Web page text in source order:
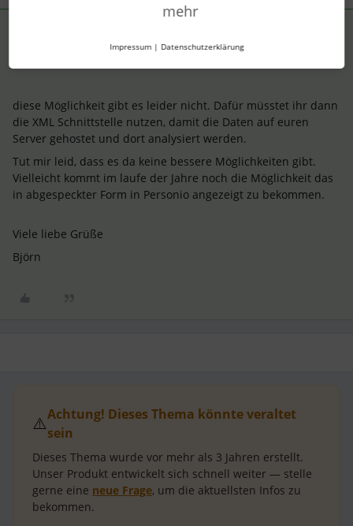
diese Möglichkeit gibt es leider nicht. Dafür müsstet ihr dann
die XML Schnittstelle nutzen, damit die Daten auf euren
Server gehostet und dort analysiert werden.
Tut mir leid, dass es da keine bessere Möglichkeiten gibt.
Vielleicht kommt im laufe der Jahre noch die Möglichkeit das
in abgespeckter Form in Personio angezeigt zu bekommen.
Viele liebe Grüße
Björn
⚠️Achtung! Dieses Thema könnte veraltet
sein
Dieses Thema wurde vor mehr als 3 Jahren erstellt.
Unser Produkt entwickelt sich schnell weiter — stelle
gerne eine neue Frage, um die aktuellsten Infos zu
bekommen.
mehr
Impressum | Datenschutzerklärung